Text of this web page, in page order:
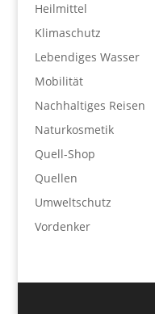
Heilmittel
Klimaschutz
Lebendiges Wasser
Mobilität
Nachhaltiges Reisen
Naturkosmetik
Quell-Shop
Quellen
Umweltschutz
Vordenker